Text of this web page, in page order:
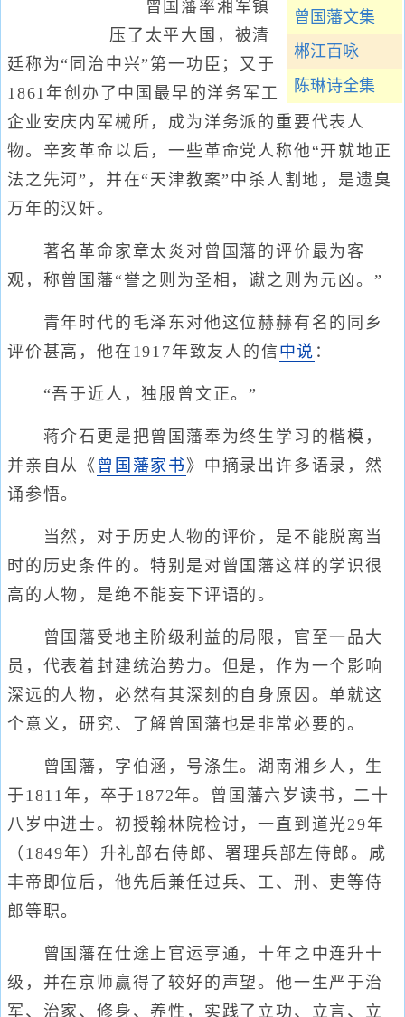
曾国藩文集
郴江百咏
陈琳诗全集
曾国藩率湘军镇
压了太平大国，被清
廷称为“同治中兴”第一功臣；又于
1861年创办了中国最早的洋务军工
企业安庆内军械所，成为洋务派的重要代表人
物。辛亥革命以后，一些革命党人称他“开就地正
法之先河”，并在“天津教案”中杀人割地，是遗臭
万年的汉奸。
著名革命家章太炎对曾国藩的评价最为客
观，称曾国藩“誉之则为圣相，谳之则为元凶。”
青年时代的毛泽东对他这位赫赫有名的同乡
评价甚高，他在1917年致友人的信 中说 ：
“吾于近人，独服曾文正。”
蒋介石更是把曾国藩奉为终生学习的楷模，
并亲自从《 曾国藩家书 》中摘录出许多语录，然
诵参悟。
当然，对于历史人物的评价，是不能脱离当
时的历史条件的。特别是对曾国藩这样的学识很
高的人物，是绝不能妄下评语的。
曾国藩受地主阶级利益的局限，官至一品大
员，代表着封建统治势力。但是，作为一个影响
深远的人物，必然有其深刻的自身原因。单就这
个意义，研究、了解曾国藩也是非常必要的。
曾国藩，字伯涵，号涤生。湖南湘乡人，生
于1811年，卒于1872年。曾国藩六岁读书，二十
八岁中进士。初授翰林院检讨，一直到道光29年
（1849年）升礼部右侍郎、署理兵部左侍郎。咸
丰帝即位后，他先后兼任过兵、工、刑、吏等侍
郎等职。
曾国藩在仕途上官运亨通，十年之中连升十
级，并在京师赢得了较好的声望。他一生严于治
军、治家、修身、养性，实践了立功、立言、立